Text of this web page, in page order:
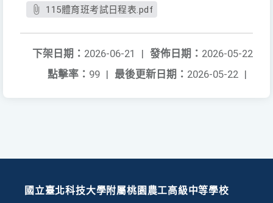
115體育班考試日程表.pdf
發佈日期： 2026-05-22
下架日期： 2026-06-21
|
最後更新日期： 2026-05-22 |
點擊率： 99 |
國立臺北科技大學附屬桃園農工高級中等學校